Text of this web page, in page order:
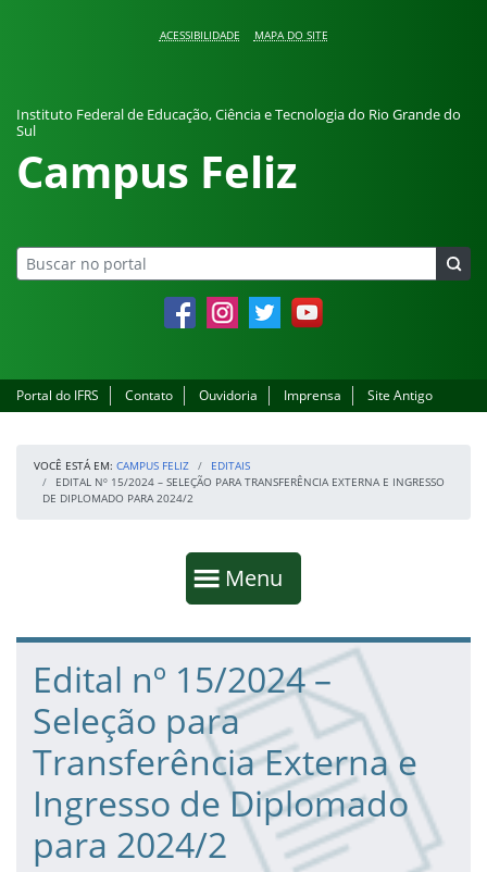
ACESSIBILIDADE MAPA DO SITE
Instituto Federal de Educação, Ciência e Tecnologia do Rio Grande do
Sul
Campus Feliz
FacebookInstagramTwitter YouTube
Portal do IFRS Contato Ouvidoria Imprensa Site Antigo
VOCÊ ESTÁ EM: CAMPUS FELIZ
EDITAIS
EDITAL Nº 15/2024 – SELEÇÃO PARA TRANSFERÊNCIA EXTERNA E INGRESSO
DE DIPLOMADO PARA 2024/2
Mostrar
Menu
Fim da navegação
Início do conteúdo
Edital nº 15/2024 –
Seleção para
Transferência Externa e
Ingresso de Diplomado
para 2024/2